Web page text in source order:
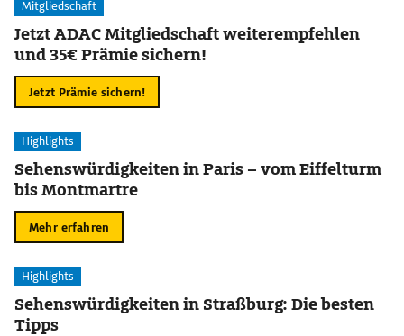
Mitgliedschaft
Jetzt ADAC Mitgliedschaft weiterempfehlen
und 35€ Prämie sichern!
Jetzt Prämie sichern!
Highlights
Sehenswürdigkeiten in Paris – vom Eiffelturm
bis Montmartre
Mehr erfahren
Highlights
Sehenswürdigkeiten in Straßburg: Die besten
Tipps